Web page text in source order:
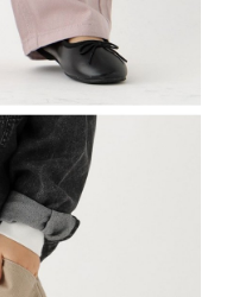
帳號之用戶狀況，依本公司即
情形，本公司將視審查結果
。若發現惡意使用之情形，
用額度並採取法律行動。